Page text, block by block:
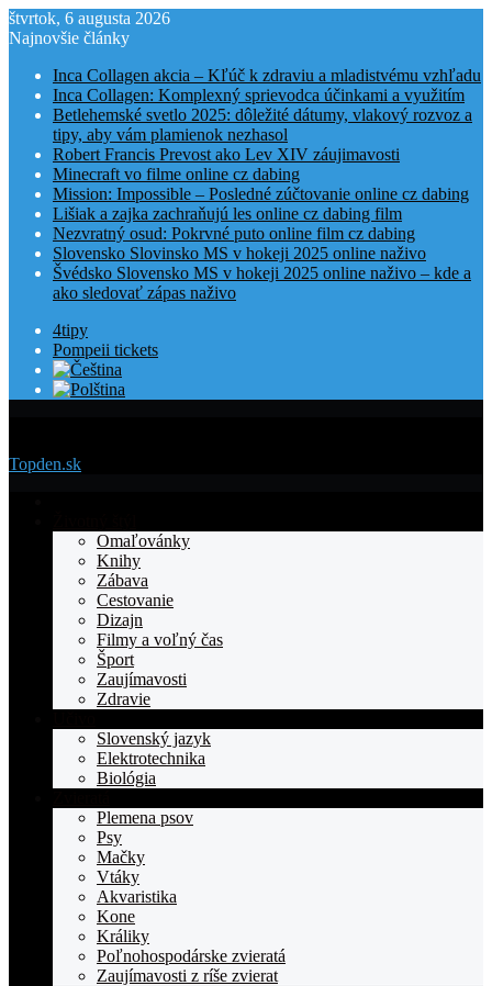
štvrtok, 6 augusta 2026
Najnovšie články
Inca Collagen akcia – Kľúč k zdraviu a mladistvému vzhľadu
Inca Collagen: Komplexný sprievodca účinkami a využitím
Betlehemské svetlo 2025: dôležité dátumy, vlakový rozvoz a
tipy, aby vám plamienok nezhasol
Robert Francis Prevost ako Lev XIV záujimavosti
Minecraft vo filme online cz dabing
Mission: Impossible – Posledné zúčtovanie online cz dabing
Lišiak a zajka zachraňujú les online cz dabing film
Nezvratný osud: Pokrvné puto online film cz dabing
Slovensko Slovinsko MS v hokeji 2025 online naživo
Švédsko Slovensko MS v hokeji 2025 online naživo – kde a
ako sledovať zápas naživo
4tipy
Pompeii tickets
Topden.sk
TOPden.skOmaľovánky
Knihy
Zábava
Cestovanie
Dizajn
Filmy a voľný čas
Šport
Zaujímavosti
Zdravie
Slovenský jazyk
Elektrotechnika
Biológia
Plemena psov
Psy
Mačky
Vtáky
Akvaristika
Kone
Králiky
Poľnohospodárske zvieratá
Zaujímavosti z ríše zvierat